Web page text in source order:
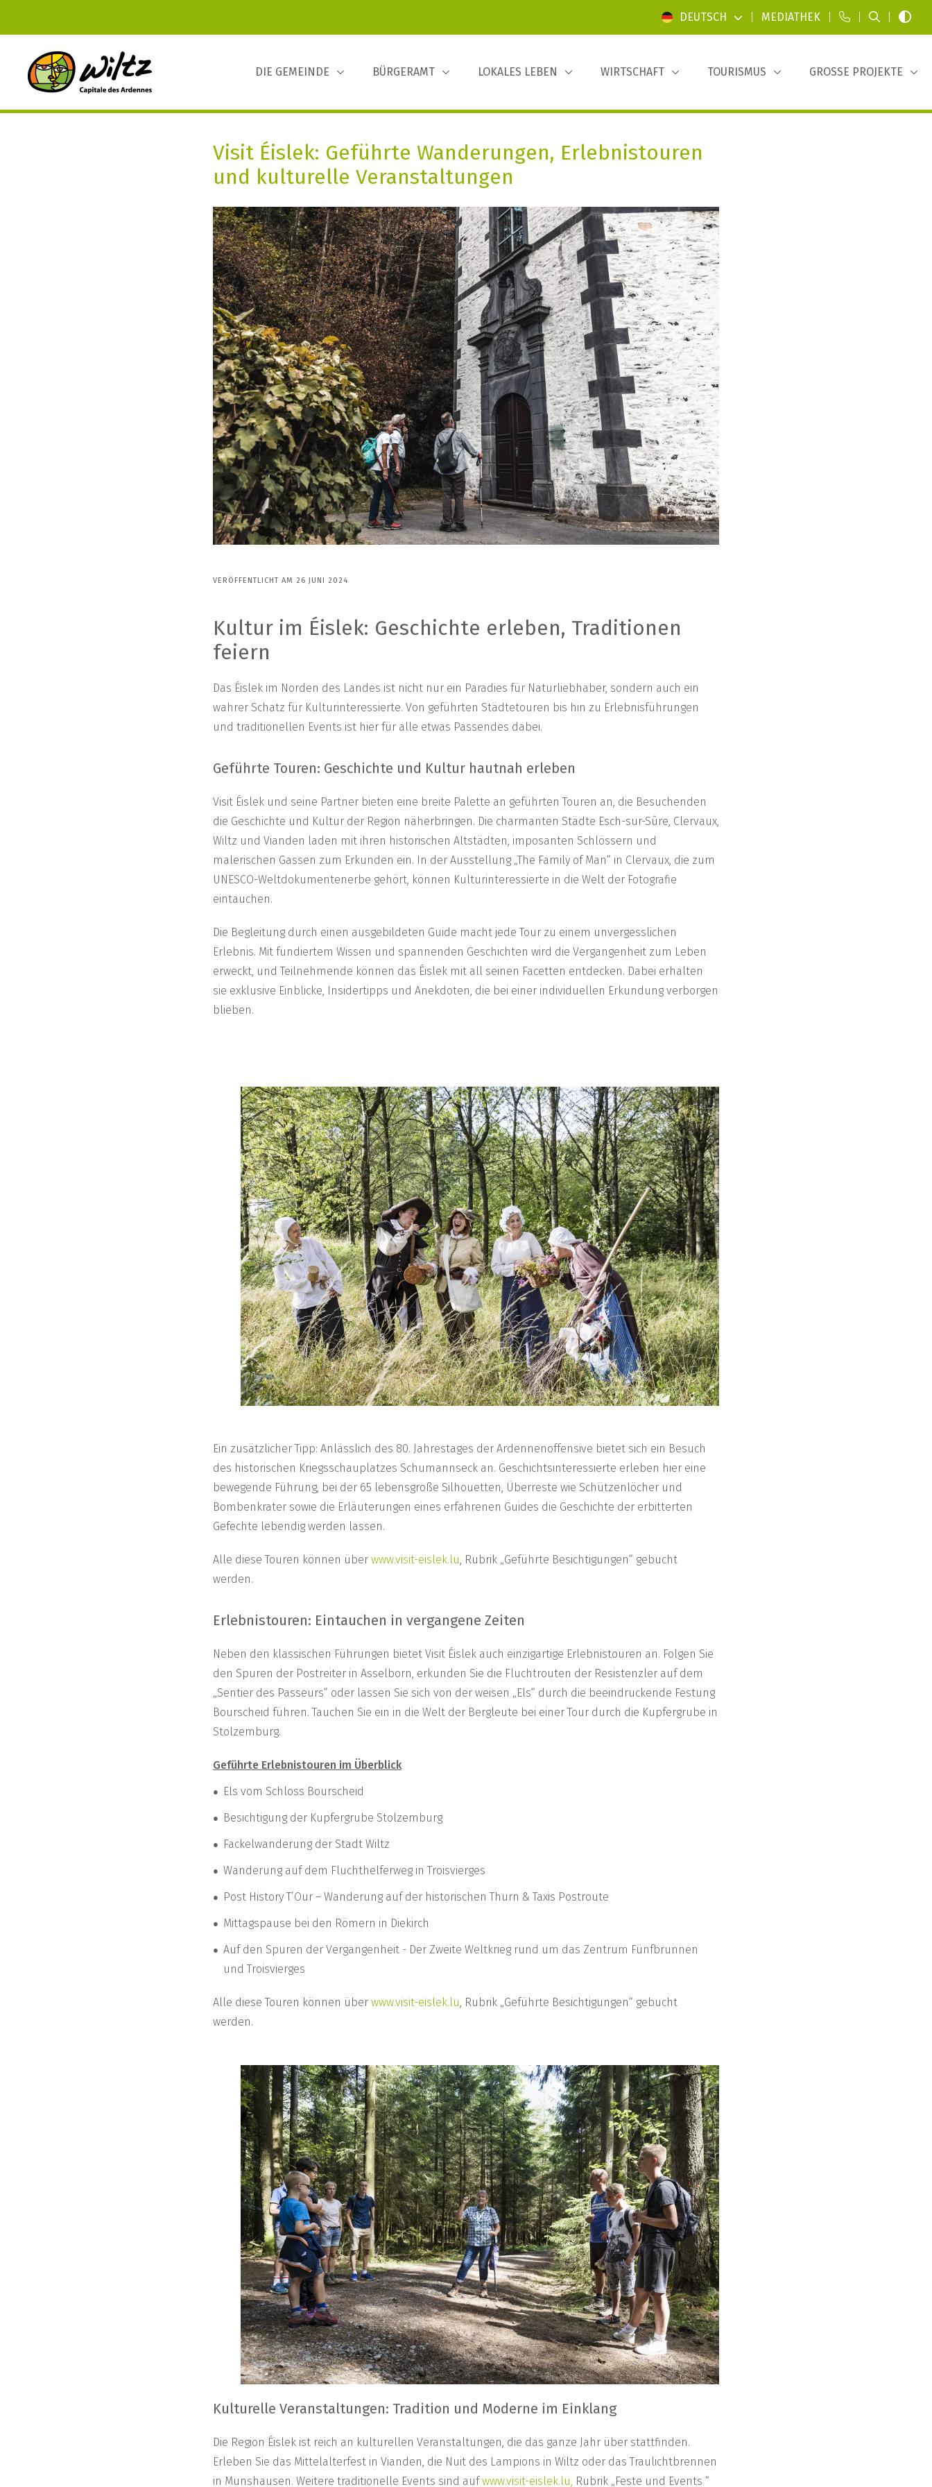
DEUTSCH MEDIATHEK
DIE GEMEINDE BÜRGERAMT LOKALES LEBEN WIRTSCHAFT TOURISMUS GROSSE PROJEKTE
Visit Éislek: Geführte Wanderungen, Erlebnistouren
und kulturelle Veranstaltungen
VERÖFFENTLICHT AM 26 JUNI 2024
Kultur im Éislek: Geschichte erleben, Traditionen
feiern
Das Éislek im Norden des Landes ist nicht nur ein Paradies für Naturliebhaber, sondern auch ein
wahrer Schatz für Kulturinteressierte. Von geführten Städtetouren bis hin zu Erlebnisführungen
und traditionellen Events ist hier für alle etwas Passendes dabei.
Geführte Touren: Geschichte und Kultur hautnah erleben
Visit Éislek und seine Partner bieten eine breite Palette an geführten Touren an, die Besuchenden
die Geschichte und Kultur der Region näherbringen. Die charmanten Städte Esch-sur-Sûre, Clervaux,
Wiltz und Vianden laden mit ihren historischen Altstädten, imposanten Schlössern und
malerischen Gassen zum Erkunden ein. In der Ausstellung „The Family of Man“ in Clervaux, die zum
UNESCO-Weltdokumentenerbe gehört, können Kulturinteressierte in die Welt der Fotografie
eintauchen.
Die Begleitung durch einen ausgebildeten Guide macht jede Tour zu einem unvergesslichen
Erlebnis. Mit fundiertem Wissen und spannenden Geschichten wird die Vergangenheit zum Leben
erweckt, und Teilnehmende können das Éislek mit all seinen Facetten entdecken. Dabei erhalten
sie exklusive Einblicke, Insidertipps und Anekdoten, die bei einer individuellen Erkundung verborgen
blieben.
Ein zusätzlicher Tipp: Anlässlich des 80. Jahrestages der Ardennenoffensive bietet sich ein Besuch
des historischen Kriegsschauplatzes Schumannseck an. Geschichtsinteressierte erleben hier eine
bewegende Führung, bei der 65 lebensgroße Silhouetten, Überreste wie Schützenlöcher und
Bombenkrater sowie die Erläuterungen eines erfahrenen Guides die Geschichte der erbitterten
Gefechte lebendig werden lassen.
Alle diese Touren können über www.visit-eislek.lu , Rubrik „Geführte Besichtigungen“ gebucht
werden.
Erlebnistouren: Eintauchen in vergangene Zeiten
Neben den klassischen Führungen bietet Visit Éislek auch einzigartige Erlebnistouren an. Folgen Sie
den Spuren der Postreiter in Asselborn, erkunden Sie die Fluchtrouten der Resistenzler auf dem
„Sentier des Passeurs“ oder lassen Sie sich von der weisen „Els“ durch die beeindruckende Festung
Bourscheid führen. Tauchen Sie ein in die Welt der Bergleute bei einer Tour durch die Kupfergrube in
Stolzemburg.
Geführte Erlebnistouren im Überblick
Els vom Schloss Bourscheid
Besichtigung der Kupfergrube Stolzemburg
Fackelwanderung der Stadt Wiltz
Wanderung auf dem Fluchthelferweg in Troisvierges
Post History T’Our – Wanderung auf der historischen Thurn & Taxis Postroute
Mittagspause bei den Römern in Diekirch
Auf den Spuren der Vergangenheit - Der Zweite Weltkrieg rund um das Zentrum Fünfbrunnen
und Troisvierges
Alle diese Touren können über www.visit-eislek.lu , Rubrik „Geführte Besichtigungen“ gebucht
werden.
Kulturelle Veranstaltungen: Tradition und Moderne im Einklang
Die Region Éislek ist reich an kulturellen Veranstaltungen, die das ganze Jahr über stattfinden.
Erleben Sie das Mittelalterfest in Vianden, die Nuit des Lampions in Wiltz oder das Traulichtbrennen
in Munshausen. Weitere traditionelle Events sind aufwww.visit-eislek.lu, Rubrik „Feste und Events “